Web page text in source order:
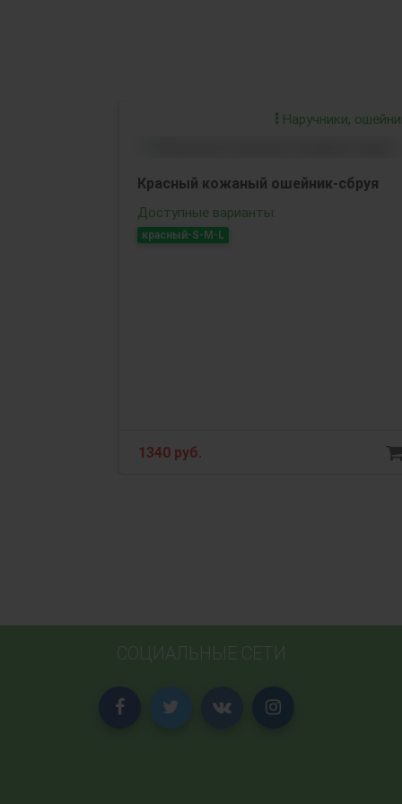
Наручники,
Красный кожаный ошейник-сбруя
Доступные варианты:
красный-S-M-L
1340 руб.
СОЦИАЛЬНЫЕ СЕТИ